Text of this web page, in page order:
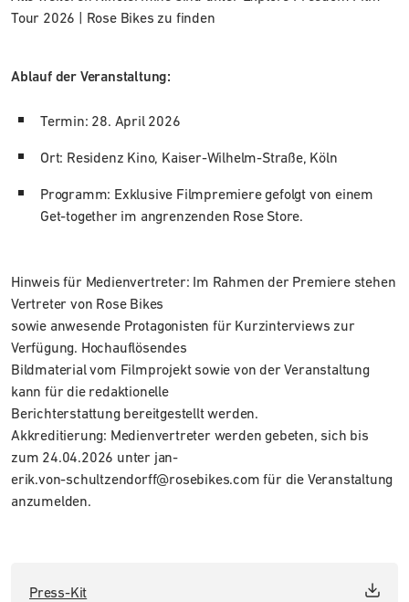
Tour 2026 | Rose Bikes zu finden
Ablauf der Veranstaltung:
Termin: 28. April 2026
Ort: Residenz Kino, Kaiser-Wilhelm-Straße, Köln
Programm: Exklusive Filmpremiere gefolgt von einem
Get-together im angrenzenden Rose Store.
Hinweis für Medienvertreter: Im Rahmen der Premiere stehen
Vertreter von Rose Bikes
sowie anwesende Protagonisten für Kurzinterviews zur
Verfügung. Hochauflösendes
Bildmaterial vom Filmprojekt sowie von der Veranstaltung
kann für die redaktionelle
Berichterstattung bereitgestellt werden.
Akkreditierung: Medienvertreter werden gebeten, sich bis
zum 24.04.2026 unter jan-
erik.von-schultzendorff@rosebikes.com für die Veranstaltung
anzumelden.
Press-Kit